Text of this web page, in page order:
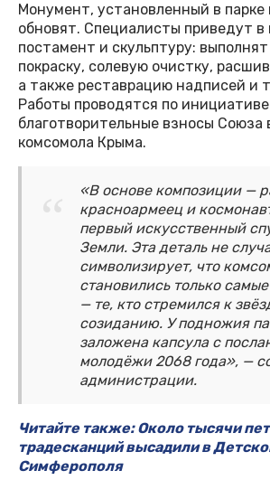
Монумент, установленный в парке
обновят. Специалисты приведут в
постамент и скульптуру: выполнят
покраску, солевую очистку,
а также реставрацию надписей и
Работы проводятся по
благотворительные взносы Союза
комсомола Крыма.
«В основе композиции —
красноармеец и
первый искусственный
Земли. Эта деталь не
символизирует, что
становились только
— те, кто стремился к
созиданию. У подножия
заложена капсула с
молодёжи 2068 года», —
администрации.
Читайте также: Около тысячи
традесканций высадили в
Симферополя